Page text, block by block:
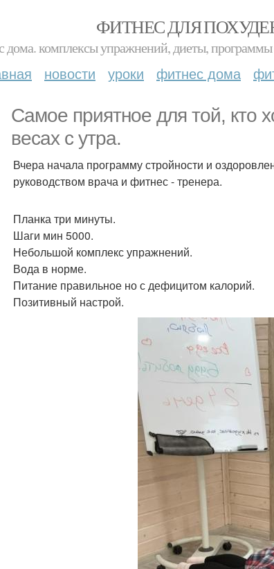
ФИТНЕС ДЛЯ
дома. комплексы упражнений, диеты, программы
новости уроки фитнес дома
Самое приятное для той, кто
весах с утра.
Вчера начала программу стройности и
руководством врача и фитнес - тренера.
Планка три минуты.
Шаги мин 5000.
Небольшой комплекс упражнений.
Вода в норме.
Питание правильное но с дефицитом калорий.
Позитивный настрой.